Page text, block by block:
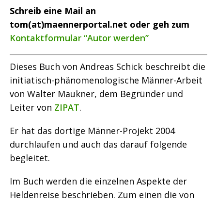
Schreib eine Mail an
tom(at)maennerportal.net oder geh zum
Kontaktformular “Autor werden”
Dieses Buch von Andreas Schick beschreibt die
initiatisch-phänomenologische Männer-Arbeit
von Walter Maukner, dem Begründer und
Leiter von ZIPAT.
Er hat das dortige Männer-Projekt 2004
durchlaufen und auch das darauf folgende
begleitet.
Im Buch werden die einzelnen Aspekte der
Heldenreise beschrieben. Zum einen die von